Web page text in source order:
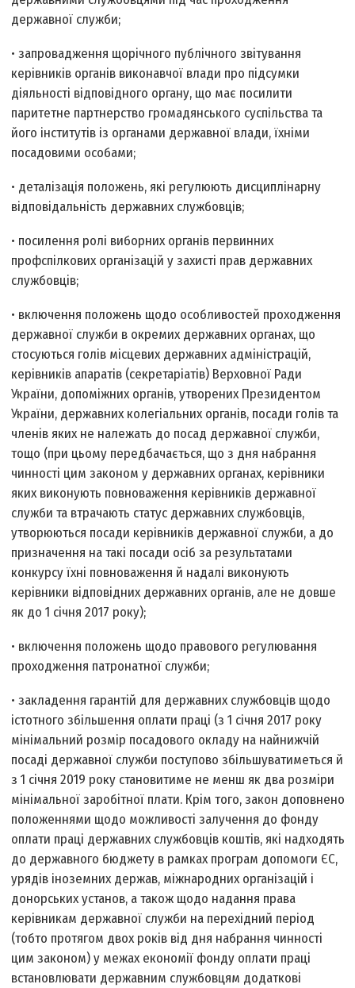
державної служби;
• запровадження щорічного публічного звітування
керівників органів виконавчої влади про підсумки
діяльності відповідного органу, що має посилити
паритетне партнерство громадянського суспільства та
його інститутів із органами державної влади, їхніми
посадовими особами;
• деталізація положень, які регулюють дисциплінарну
відповідальність державних службовців;
• посилення ролі виборних органів первинних
профспілкових організацій у захисті прав державних
службовців;
• включення положень щодо особливостей проходження
державної служби в окремих державних органах, що
стосуються голів місцевих державних адміністрацій,
керівників апаратів (секретаріатів) Верховної Ради
України, допоміжних органів, утворених Президентом
України, державних колегіальних органів, посади голів та
членів яких не належать до посад державної служби,
тощо (при цьому передбачається, що з дня набрання
чинності цим законом у державних органах, керівники
яких виконують повноваження керівників державної
служби та втрачають статус державних службовців,
утворюються посади керівників державної служби, а до
призначення на такі посади осіб за результатами
конкурсу їхні повноваження й надалі виконують
керівники відповідних державних органів, але не довше
як до 1 січня 2017 року);
• включення положень щодо правового регулювання
проходження патронатної служби;
• закладення гарантій для державних службовців щодо
істотного збільшення оплати праці (з 1 січня 2017 року
мінімальний розмір посадового окладу на найнижчій
посаді державної служби поступово збільшуватиметься й
з 1 січня 2019 року становитиме не менш як два розміри
мінімальної заробітної плати. Крім того, закон доповнено
положеннями щодо можливості залучення до фонду
оплати праці державних службовців коштів, які надходять
до державного бюджету в рамках програм допомоги ЄС,
урядів іноземних держав, міжнародних організацій і
донорських установ, а також щодо надання права
керівникам державної служби на перехідний період
(тобто протягом двох років від дня набрання чинності
цим законом) у ме­жах економії фонду оплати праці
встановлювати державним службовцям додаткові